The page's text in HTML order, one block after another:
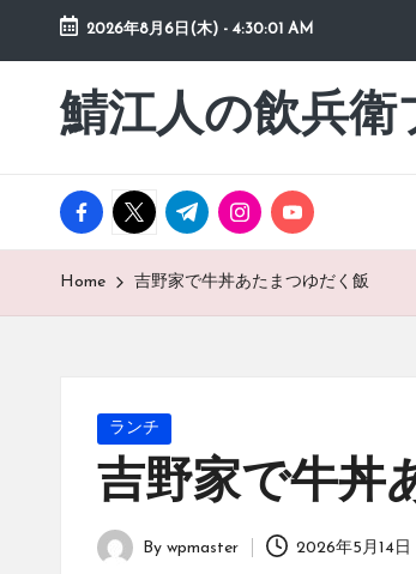
Skip
content
2026年8月6日(木) - 4:30:03 AM
鯖江人の飲兵衛
日々
の
然
草
facebook.com
twitter.com
t.me instagram.com
youtube.com
Home 吉野家で牛丼あたまつゆだく飯
Posted
ランチ
吉野家で牛丼
Posted
By wpmaster 2026年5月14日